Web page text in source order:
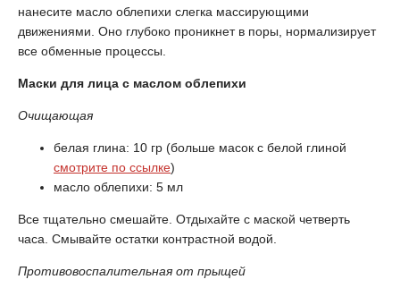
нанесите масло облепихи слегка массирующими
движениями. Оно глубоко проникнет в поры, нормализирует
все обменные процессы.
Маски для лица с маслом облепихи
Очищающая
белая глина: 10 гр (больше масок с белой глиной
смотрите по ссылке)
масло облепихи: 5 мл
Все тщательно смешайте. Отдыхайте с маской четверть
часа. Смывайте остатки контрастной водой.
Противовоспалительная от прыщей